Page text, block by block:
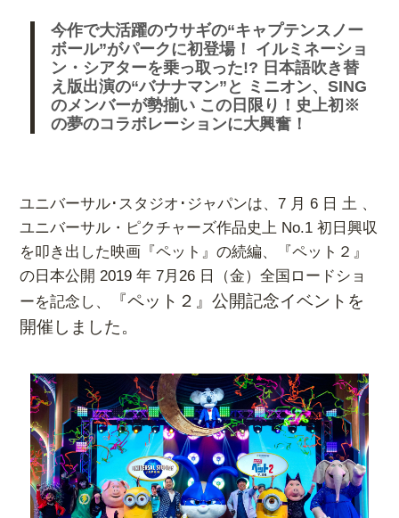
今作で大活躍のウサギの“キャプテンスノー
ボール”がパークに初登場！ イルミネーショ
ン・シアターを乗っ取った!? 日本語吹き替
え版出演の“バナナマン”と ミニオン、SING
のメンバーが勢揃い この日限り！史上初※
の夢のコラボレーションに大興奮！
ユニバーサル･スタジオ･ジャパンは、7 月 6 日 土 、
ユニバーサル・ピクチャーズ作品史上 No.1 初日興収
を叩き出した映画『ペット』の続編、『ペット２』
の日本公開 2019 年 7月26 日（金）全国ロードショ
ーを記念し、
『ペット２』公開記念イベントを
開催しました。